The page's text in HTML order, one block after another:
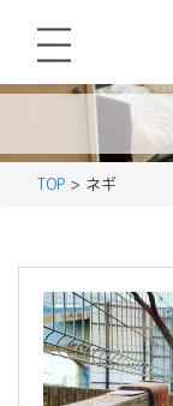
TOP > ネギ